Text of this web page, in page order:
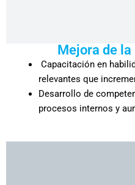
Mejora de
Capacitación en
relevantes que
Desarrollo de
procesos internos y